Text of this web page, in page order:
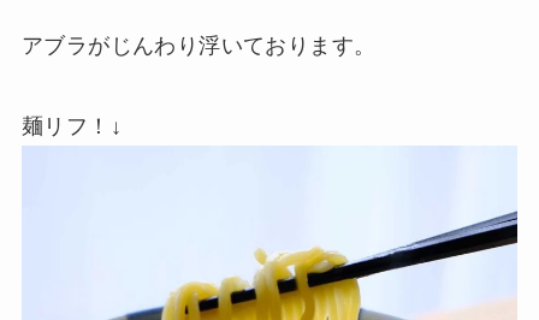
アブラがじんわり浮いております。
麺リフ！↓